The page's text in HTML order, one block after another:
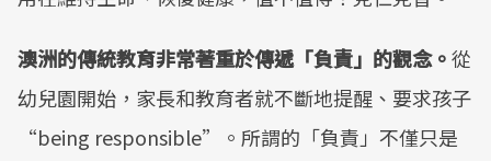
澳洲的傳統教育非常著重於傳遞「負責」的觀念。從
幼兒園開始，家長和教育者就不斷地提醒、要求孩子
“being responsible”。所謂的「負責」不僅只是